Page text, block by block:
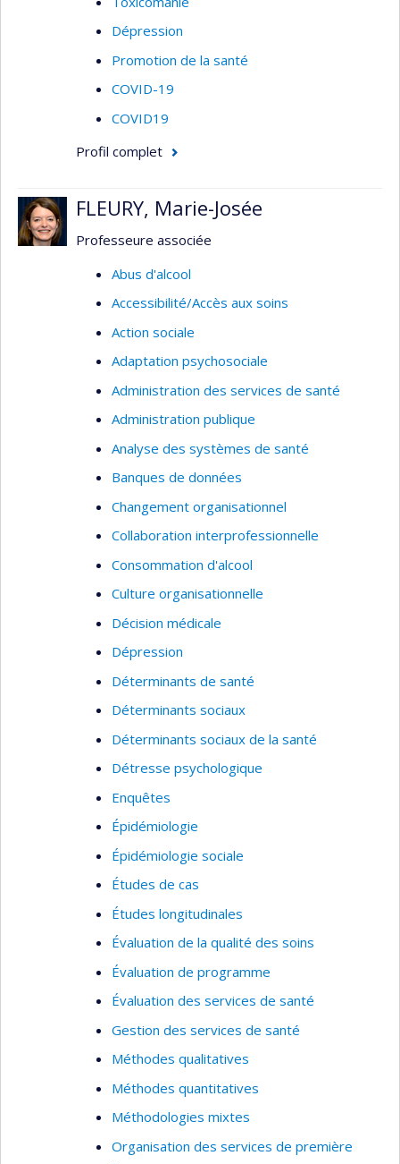
Dépression
Promotion de la santé
COVID-19
COVID19
Profil complet
FLEURY, Marie-Josée
Professeure associée
Abus d'alcool
Accessibilité/Accès aux soins
Action sociale
Adaptation psychosociale
Administration des services de santé
Administration publique
Analyse des systèmes de santé
Banques de données
Changement organisationnel
Collaboration interprofessionnelle
Consommation d'alcool
Culture organisationnelle
Décision médicale
Dépression
Déterminants de santé
Déterminants sociaux
Déterminants sociaux de la santé
Détresse psychologique
Enquêtes
Épidémiologie
Épidémiologie sociale
Études de cas
Études longitudinales
Évaluation de la qualité des soins
Évaluation de programme
Évaluation des services de santé
Gestion des services de santé
Méthodes qualitatives
Méthodes quantitatives
Méthodologies mixtes
Organisation des services de première